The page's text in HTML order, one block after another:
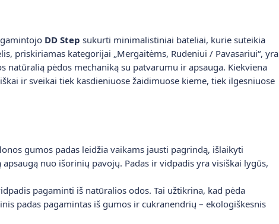
DD Step sukurti minimalistiniai bateliai, kurie suteikia
priskiriamas kategorijai „Mergaitėms, Rudeniui / Pavasariui“, yra
natūralią pėdos mechaniką su patvarumu ir apsauga. Kiekviena
ir sveikai tiek kasdieniuose žaidimuose kieme, tiek ilgesniuose
gumos padas leidžia vaikams jausti pagrindą, išlaikyti
nuo išorinių pavojų. Padas ir vidpadis yra visiškai lygūs,
pagaminti iš natūralios odos. Tai užtikrina, kad pėda
padas pagamintas iš gumos ir cukranendrių – ekologiškesnis